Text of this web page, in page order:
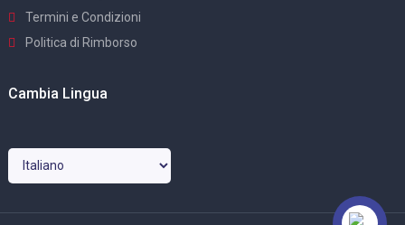
Termini e Condizioni
Politica di Rimborso
Cambia Lingua